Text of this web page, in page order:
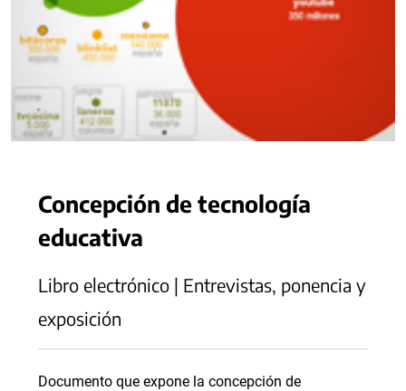
Concepción de tecnología
educativa
Libro electrónico | Entrevistas, ponencia y
exposición
Documento que expone la concepción de